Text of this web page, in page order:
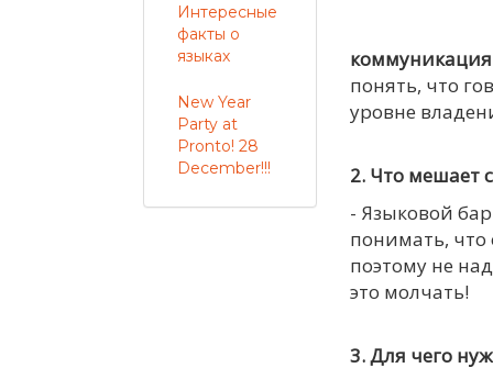
Интересные
факты о
языках
New Year
Party at
Pronto! 28
December!!!
понять, что
уровне
2. Что мешает
- Языковой
понимать,
поэтому не
это молчать!
3. Для чего